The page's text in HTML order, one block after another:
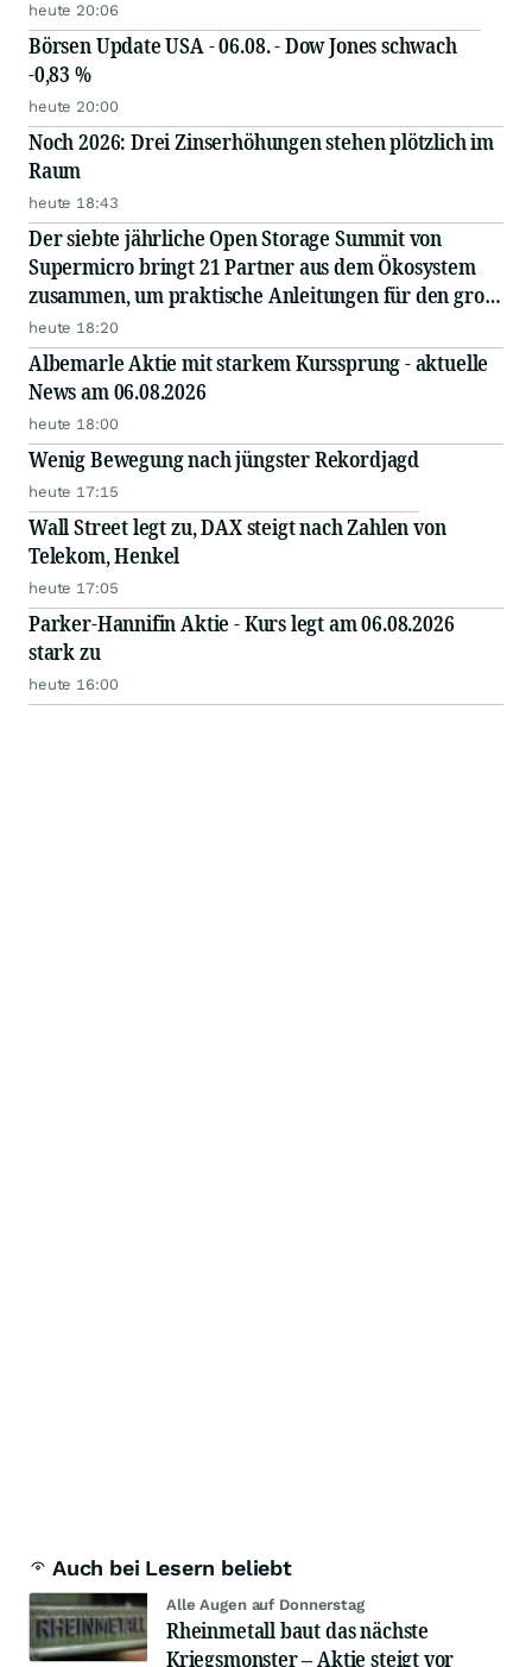
heute 20:06
Börsen Update USA - 06.08. - Dow Jones schwach
-0,83 %
heute 20:00
Noch 2026: Drei Zinserhöhungen stehen plötzlich im
Raum
heute 18:43
Der siebte jährliche Open Storage Summit von
Supermicro bringt 21 Partner aus dem Ökosystem
zusammen, um praktische Anleitungen für den groß
angelegten Einsatz von KI in Unternehmen
auszutauschen
heute 18:20
Albemarle Aktie mit starkem Kurssprung - aktuelle
News am 06.08.2026
heute 18:00
Wenig Bewegung nach jüngster Rekordjagd
heute 17:15
Wall Street legt zu, DAX steigt nach Zahlen von
Telekom, Henkel
heute 17:05
Parker-Hannifin Aktie - Kurs legt am 06.08.2026
stark zu
heute 16:00
Auch bei Lesern beliebt
Alle Augen auf Donnerstag
Rheinmetall baut das nächste
Kriegsmonster – Aktie steigt vor